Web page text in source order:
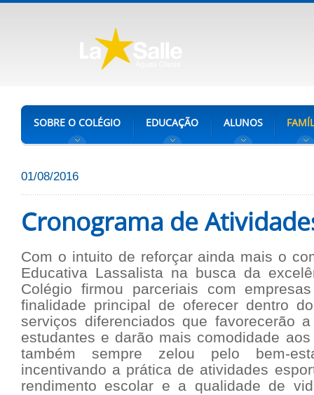
SOBRE O COLÉGIO EDUCAÇÃO ALUNOS
01/08/2016
Cronograma de
Com o intuito de reforçar ainda mais o
Educativa Lassalista na busca da
Colégio firmou parceriais com
finalidade principal de oferecer dentro
serviços diferenciados que favorecerão
estudantes e darão mais comodidade
também sempre zelou pelo bem-
incentivando a prática de atividades
rendimento escolar e a qualidade de